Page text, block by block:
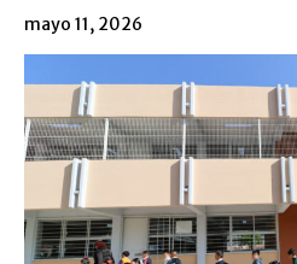
mayo 11, 2026